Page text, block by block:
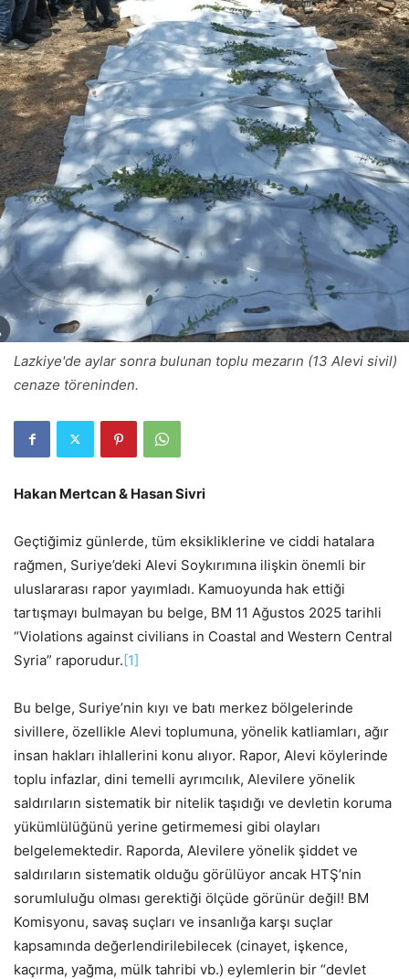
Lazkiye'de aylar sonra bulunan toplu mezarın (13 Alevi sivil)
cenaze töreninden.
Hakan Mertcan & Hasan Sivri
Geçtiğimiz günlerde, tüm eksikliklerine ve ciddi hatalara
rağmen, Suriye’deki Alevi Soykırımına ilişkin önemli bir
uluslararası rapor yayımladı. Kamuoyunda hak ettiği
tartışmayı bulmayan bu belge, BM 11 Ağustos 2025 tarihli
“Violations against civilians in Coastal and Western Central
Syria” raporudur.[1]
Bu belge, Suriye’nin kıyı ve batı merkez bölgelerinde
sivillere, özellikle Alevi toplumuna, yönelik katliamları, ağır
insan hakları ihlallerini konu alıyor. Rapor, Alevi köylerinde
toplu infazlar, dini temelli ayrımcılık, Alevilere yönelik
saldırıların sistematik bir nitelik taşıdığı ve devletin koruma
yükümlülüğünü yerine getirmemesi gibi olayları
belgelemektedir. Raporda, Alevilere yönelik şiddet ve
saldırıların sistematik olduğu görülüyor ancak HTŞ’nin
sorumluluğu olması gerektiği ölçüde görünür değil! BM
Komisyonu, savaş suçları ve insanlığa karşı suçlar
kapsamında değerlendirilebilecek (cinayet, işkence,
kaçırma, yağma, mülk tahribi vb.) eylemlerin bir “devlet